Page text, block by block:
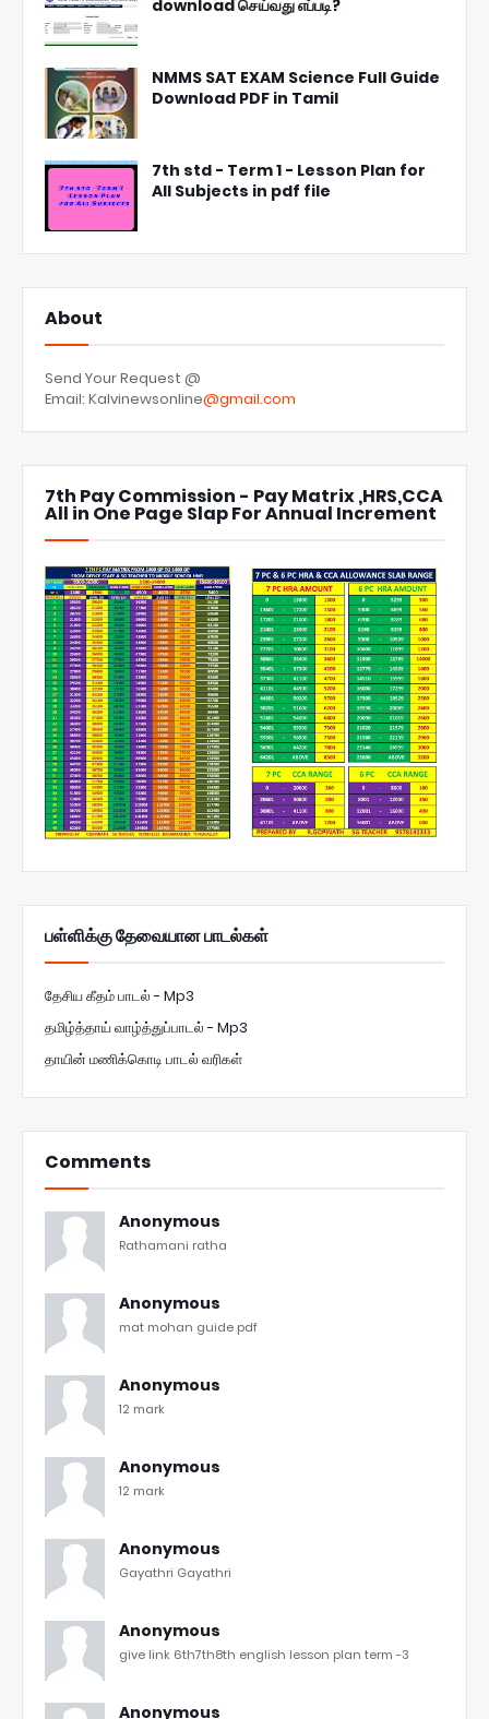
download செய்வது எப்படி?
NMMS SAT EXAM Science Full Guide
Download PDF in Tamil
7th std - Term 1 - Lesson Plan for
All Subjects in pdf file
About
Send Your Request @
Email: Kalvinewsonline@gmail.com
7th Pay Commission - Pay Matrix ,HRS,CCA
All in One Page Slap For Annual Increment
பள்ளிக்கு தேவையான பாடல்கள்
தேசிய கீதம் பாடல் - Mp3
தமிழ்த்தாய் வாழ்த்துப்பாடல் - Mp3
தாயின் மணிக்கொடி பாடல் வரிகள்
Comments
Anonymous
Rathamani ratha
Anonymous
mat mohan guide pdf
Anonymous
12 mark
Anonymous
12 mark
Anonymous
Gayathri Gayathri
Anonymous
give link 6th7th8th english lesson plan term -3
Anonymous